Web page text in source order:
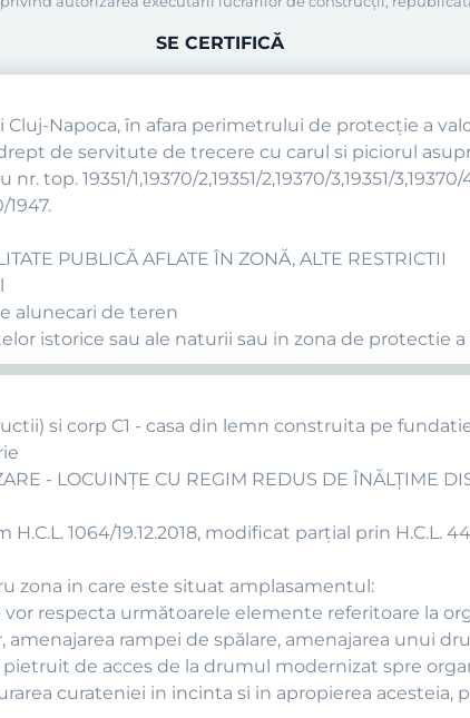
SE CERTIFICĂ
Napoca, în afara perimetrului de protecţie a
de servitute de trecere cu carul si piciorul
19351/1,19370/2,19351/2,19370/3,19351/3,19370/
PUBLICĂ AFLATE ÎN ZONĂ, ALTE RESTRICTII
alunecari de teren
istorice sau ale naturii sau in zona de protectie a
si corp C1 - casa din lemn construita pe
- LOCUINŢE CU REGIM REDUS DE ÎNĂLŢIME
1064/19.12.2018, modificat parțial prin H.C.L.
zona in care este situat amplasamentul:
respecta următoarele elemente referitoare la
rampei de spălare, amenajarea unui
de acces de la drumul modernizat spre
curateniei in incinta si in apropierea acesteia,